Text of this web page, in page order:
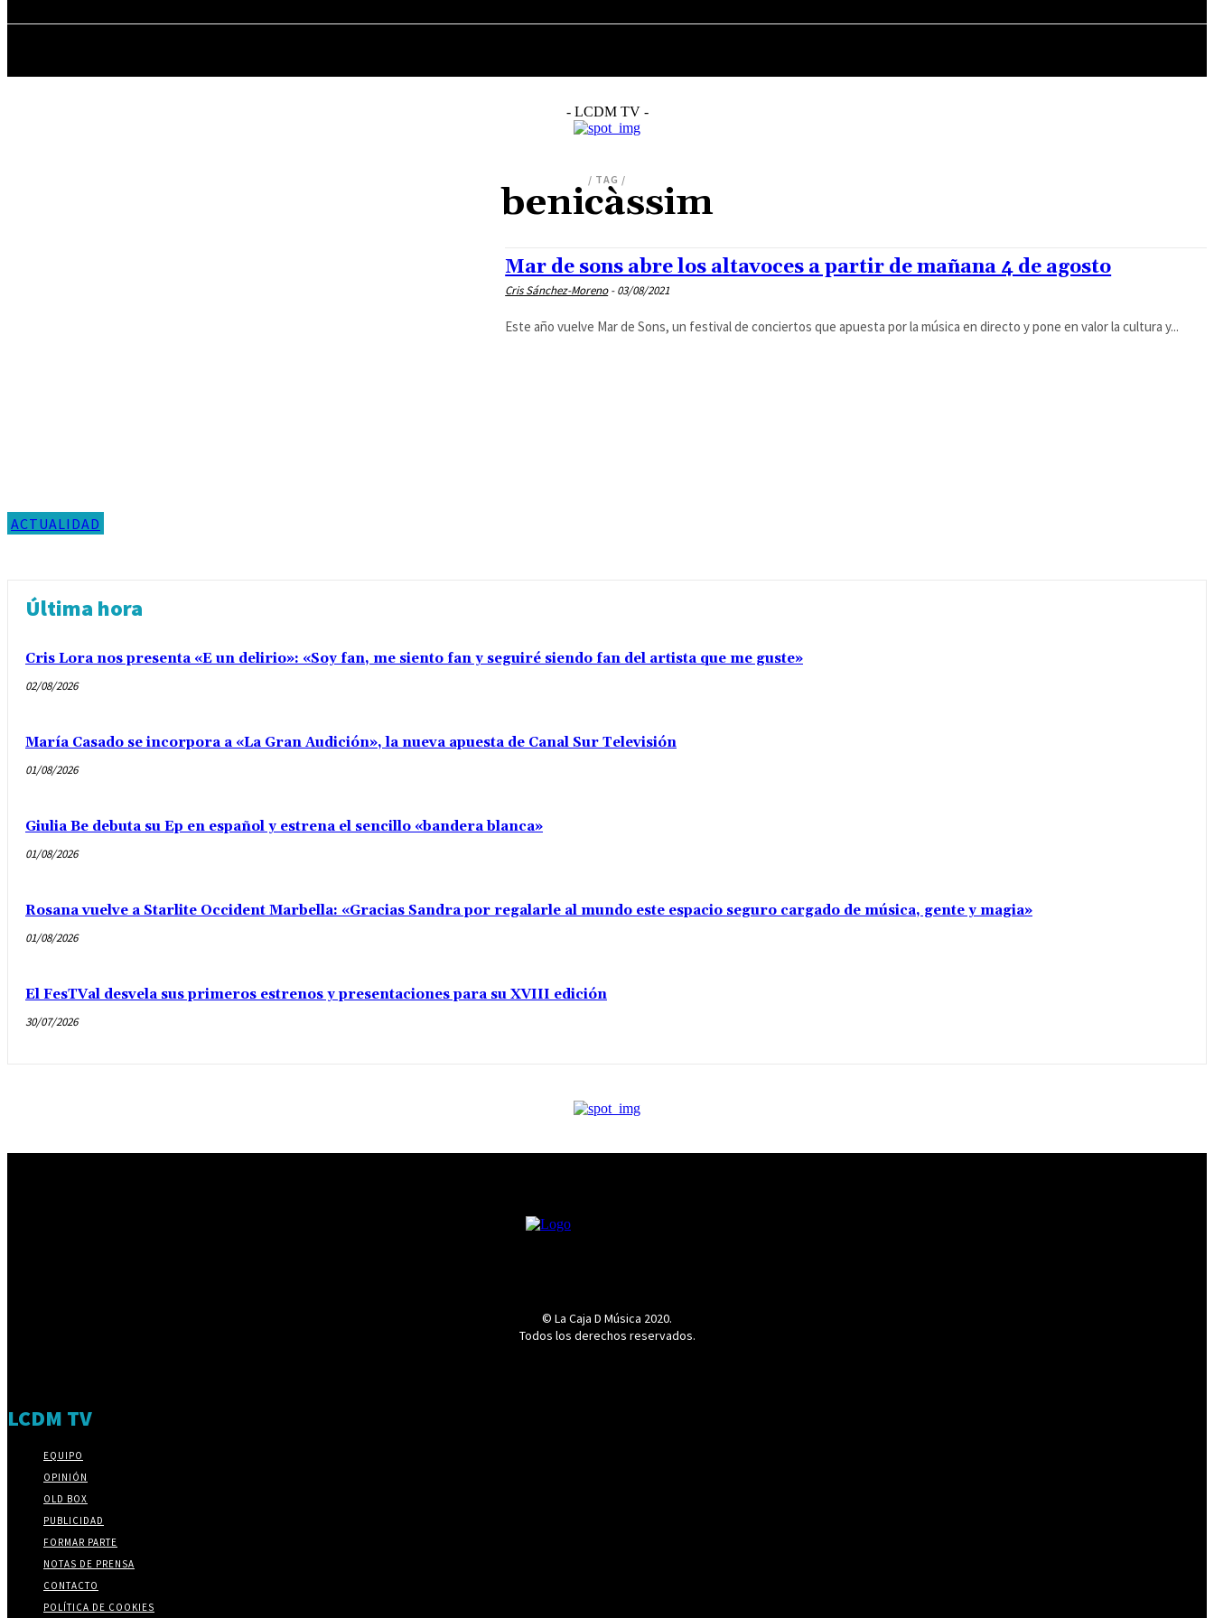
- LCDM TV -
/ TAG /
benicàssim
ACTUALIDAD
Mar de sons abre los altavoces a partir de mañana 4 de agosto
Cris Sánchez-Moreno - 03/08/2021
Este año vuelve Mar de Sons, un festival de conciertos que apuesta por la música en directo y pone en valor la cultura y...
Última hora
Cris Lora nos presenta «E un delirio»: «Soy fan, me siento fan y seguiré siendo fan del artista que me guste»
02/08/2026
María Casado se incorpora a «La Gran Audición», la nueva apuesta de Canal Sur Televisión
01/08/2026
Giulia Be debuta su Ep en español y estrena el sencillo «bandera blanca»
01/08/2026
Rosana vuelve a Starlite Occident Marbella: «Gracias Sandra por regalarle al mundo este espacio seguro cargado de música, gente y magia»
01/08/2026
El FesTVal desvela sus primeros estrenos y presentaciones para su XVIII edición
30/07/2026
© La Caja D Música 2020.
Todos los derechos reservados.
LCDM TV
EQUIPO
OPINIÓN
OLD BOX
PUBLICIDAD
FORMAR PARTE
NOTAS DE PRENSA
CONTACTO
POLÍTICA DE COOKIES